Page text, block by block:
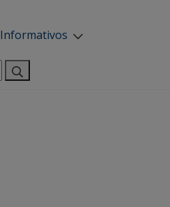
Informativos